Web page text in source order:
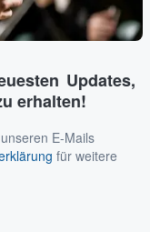
Updates,
erhalten!
E-Mails
für weitere